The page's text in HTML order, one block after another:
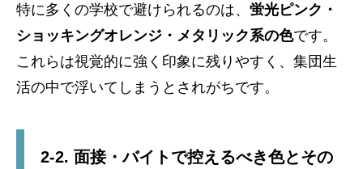
特に多くの学校で避けられるのは、 蛍光ピンク・
ショッキングオレンジ・メタリック系の色です。
これらは視覚的に強く印象に残りやすく、集団生
活の中で浮いてしまうとされがちです。
2-2. 面接・バイトで控えるべき色とその